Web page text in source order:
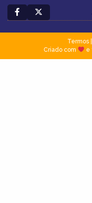
Termos|
Criado com
e